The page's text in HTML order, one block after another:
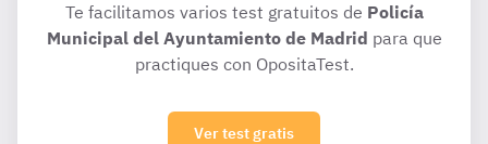
Te facilitamos varios test gratuitos de Policía
Municipal del Ayuntamiento de Madrid para que
practiques con OpositaTest.
Ver test gratis